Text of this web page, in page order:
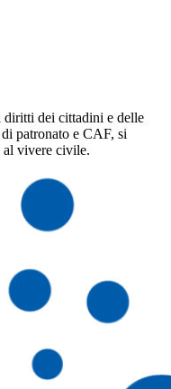
diritti dei cittadini e delle
patronato e CAF, si
al vivere civile.